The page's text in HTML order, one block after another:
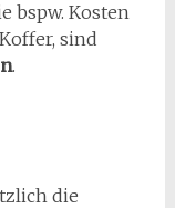
bspw. Kosten
sind
.
die